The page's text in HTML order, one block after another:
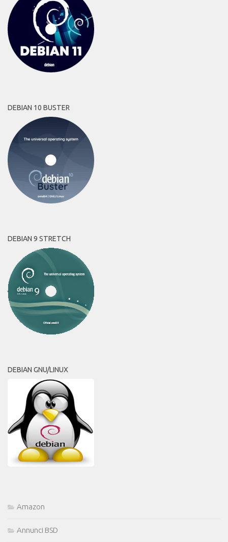
DEBIAN 10 BUSTER
DEBIAN 9 STRETCH
DEBIAN GNU/LINUX
Amazon
Annunci BSD